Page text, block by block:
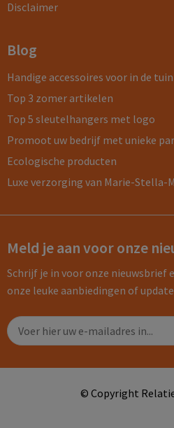
Disclaimer
Blog
Handige accessoires voor in de tuin
Top 3 zomer artikelen
Top 5 sleutelhangers met logo
Promoot uw bedrijf met unieke
Ecologische producten
Luxe verzorging van Marie-Stella-
Meld je aan voor onze
Schrijf je in voor onze nieuwsbrief
onze leuke aanbiedingen of
© Copyright